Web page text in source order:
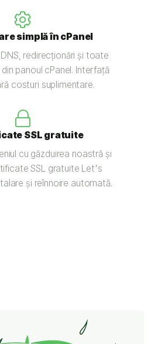
simplă în cPanel
redirecționări și toate
panoul cPanel. Interfață
costuri suplimentare.
SSL gratuite
cu găzduirea noastră și
SSL gratuite Let's
și reînnoire automată.